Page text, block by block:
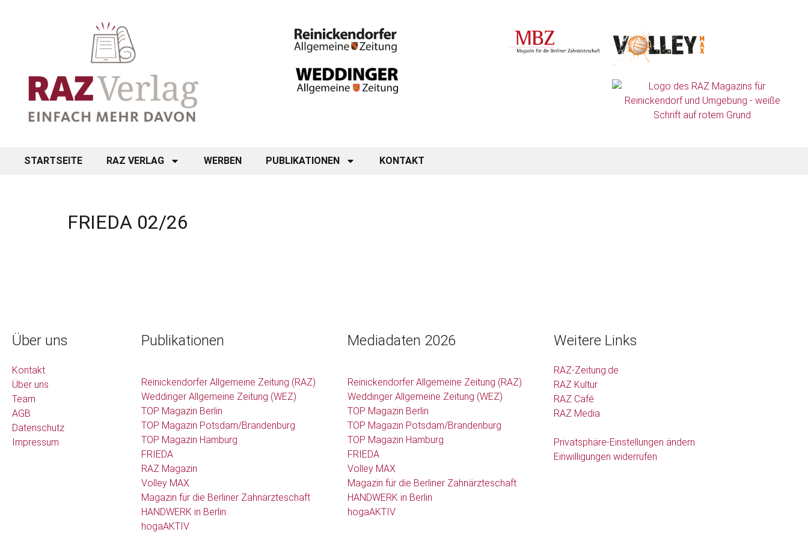
STARTSEITE RAZ VERLAG WERBEN PUBLIKATIONEN KONTAKT
FRIEDA 02/26
Über uns
Kontakt
Über uns
Team
AGB
Datenschutz
Impressum
Publikationen
Reinickendorfer Allgemeine Zeitung (RAZ)
Weddinger Allgemeine Zeitung (WEZ)
TOP Magazin Berlin
TOP Magazin Potsdam/Brandenburg
TOP Magazin Hamburg
FRIEDA
RAZ Magazin
Volley MAX
Magazin für die Berliner Zahnärzteschaft
HANDWERK in Berlin
hogaAKTIV
Mediadaten 2026
Reinickendorfer Allgemeine Zeitung (RAZ)
Weddinger Allgemeine Zeitung (WEZ)
TOP Magazin Berlin
TOP Magazin Potsdam/Brandenburg
TOP Magazin Hamburg
FRIEDA
Volley MAX
Magazin für die Berliner Zahnärzteschaft
HANDWERK in Berlin
hogaAKTIV
Weitere Links
RAZ-Zeitung.de
RAZ Kultur
RAZ Café
RAZ Media
Privatsphäre-Einstellungen ändern
Einwilligungen widerrufen